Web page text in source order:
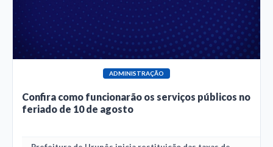
ADMINISTRAÇÃO
Confira como funcionarão os serviços públicos no
feriado de 10 de agosto